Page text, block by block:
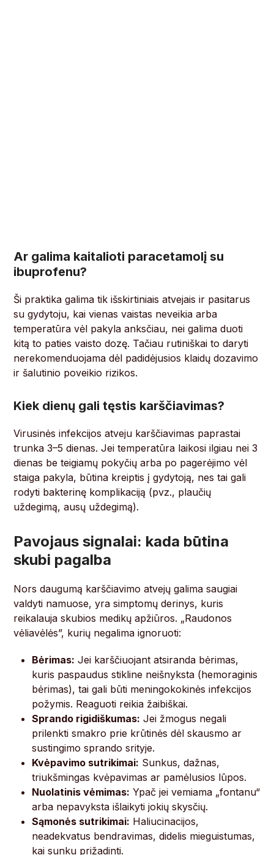
Ar galima kaitalioti paracetamolį su
ibuprofenu?
Ši praktika galima tik išskirtiniais atvejais ir pasitarus
su gydytoju, kai vienas vaistas neveikia arba
temperatūra vėl pakyla anksčiau, nei galima duoti
kitą to paties vaisto dozę. Tačiau rutiniškai to daryti
nerekomenduojama dėl padidėjusios klaidų dozavimo
ir šalutinio poveikio rizikos.
Kiek dienų gali tęstis karščiavimas?
Virusinės infekcijos atveju karščiavimas paprastai
trunka 3–5 dienas. Jei temperatūra laikosi ilgiau nei 3
dienas be teigiamų pokyčių arba po pagerėjimo vėl
staiga pakyla, būtina kreiptis į gydytoją, nes tai gali
rodyti bakterinę komplikaciją (pvz., plaučių
uždegimą, ausų uždegimą).
Pavojaus signalai: kada būtina
skubi pagalba
Nors daugumą karščiavimo atvejų galima saugiai
valdyti namuose, yra simptomų derinys, kuris
reikalauja skubios medikų apžiūros. „Raudonos
vėliavėlės”, kurių negalima ignoruoti:
Bėrimas: Jei karščiuojant atsiranda bėrimas,
kuris paspaudus stikline neišnyksta (hemoraginis
bėrimas), tai gali būti meningokokinės infekcijos
požymis. Reaguoti reikia žaibiškai.
Sprando rigidiškumas: Jei žmogus negali
prilenkti smakro prie krūtinės dėl skausmo ar
sustingimo sprando srityje.
Kvėpavimo sutrikimai: Sunkus, dažnas,
triukšmingas kvėpavimas ar pamėlusios lūpos.
Nuolatinis vėmimas: Ypač jei vemiama „fontanu“
arba nepavyksta išlaikyti jokių skysčių.
Sąmonės sutrikimai: Haliucinacijos,
neadekvatus bendravimas, didelis mieguistumas,
kai sunku prižadinti.